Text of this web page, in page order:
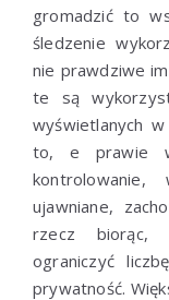
gromadzić to
śledzenie
nie prawdziwe
te są
wyświetlanych
to, e prawie
ujawniane,
rzecz biorąc,
ograniczyć
prywatność.